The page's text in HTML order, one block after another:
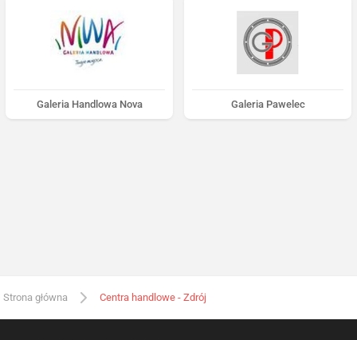
Galeria Handlowa Nova Galeria Pawelec
Strona główna Centra handlowe - Zdrój